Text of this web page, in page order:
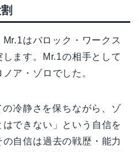
はバロック・ワークス
ます。Mr.1の相手として
ア・ゾロでした。
冷静さを保ちながら、ゾ
できない」という自信を
自信は過去の戦歴・能力